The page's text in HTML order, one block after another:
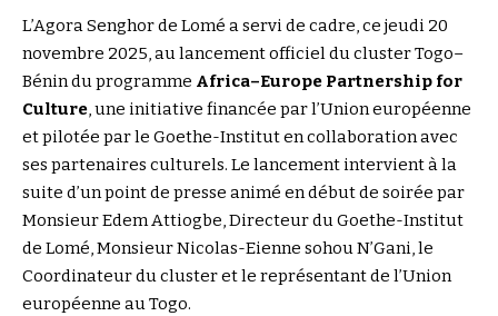
L’Agora Senghor de Lomé a servi de cadre, ce jeudi 20
novembre 2025, au lancement officiel du cluster Togo–
Bénin du programme Africa–Europe Partnership for
Culture, une initiative financée par l’Union européenne
et pilotée par le Goethe-Institut en collaboration avec
ses partenaires culturels. Le lancement intervient à la
suite d’un point de presse animé en début de soirée par
Monsieur Edem Attiogbe, Directeur du Goethe-Institut
de Lomé, Monsieur Nicolas-Eienne sohou N’Gani, le
Coordinateur du cluster et le représentant de l’Union
européenne au Togo.